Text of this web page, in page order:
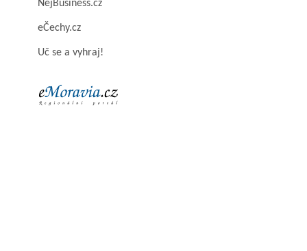
NejBusiness.cz
eČechy.cz
Uč se a vyhraj!